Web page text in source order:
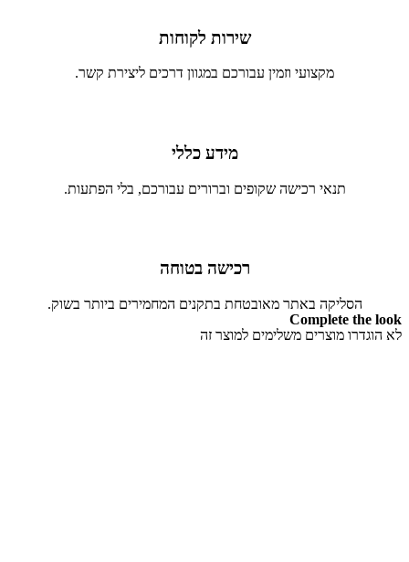
שירות לקוחות
מקצועי וזמין עבורכם במגוון דרכים ליצירת קשר.
מידע כללי
תנאי רכישה שקופים וברורים עבורכם, בלי הפתעות.
רכישה בטוחה
הסליקה באתר מאובטחת בתקנים המחמירים ביותר בשוק.
Complete the look
לא הוגדרו מוצרים משלימים למוצר זה